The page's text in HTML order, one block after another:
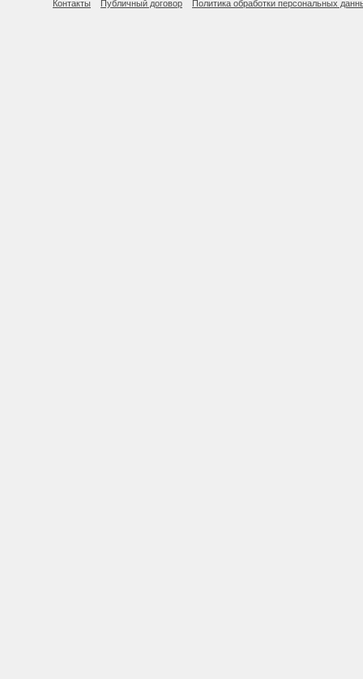
Контакты Публичный договор Политика обработки персональных